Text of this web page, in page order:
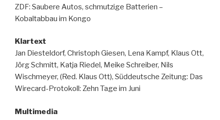
ZDF: Saubere Autos, schmutzige Batterien –
Kobaltabbau im Kongo
Klartext
Jan Diesteldorf, Christoph Giesen, Lena Kampf, Klaus Ott,
Jörg Schmitt, Katja Riedel, Meike Schreiber, Nils
Wischmeyer, (Red. Klaus Ott), Süddeutsche Zeitung: Das
Wirecard-Protokoll: Zehn Tage im Juni
Multimedia